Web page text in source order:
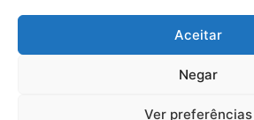
Aceitar
Negar
Ver preferências
REDES